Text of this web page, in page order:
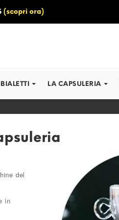
(scopri ora)
BIALETTI LA CAPSULERIA
del
in